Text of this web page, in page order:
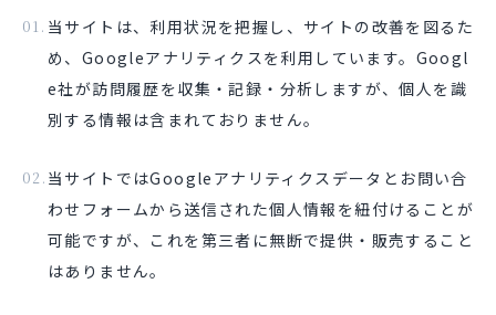
当サイトは、利用状況を把握し、サイトの改善を図るた
め、Googleアナリティクスを利用しています。Googl
e社が訪問履歴を収集・記録・分析しますが、個人を識
別する情報は含まれておりません。
当サイトではGoogleアナリティクスデータとお問い合
わせフォームから送信された個人情報を紐付けることが
可能ですが、これを第三者に無断で提供・販売すること
はありません。